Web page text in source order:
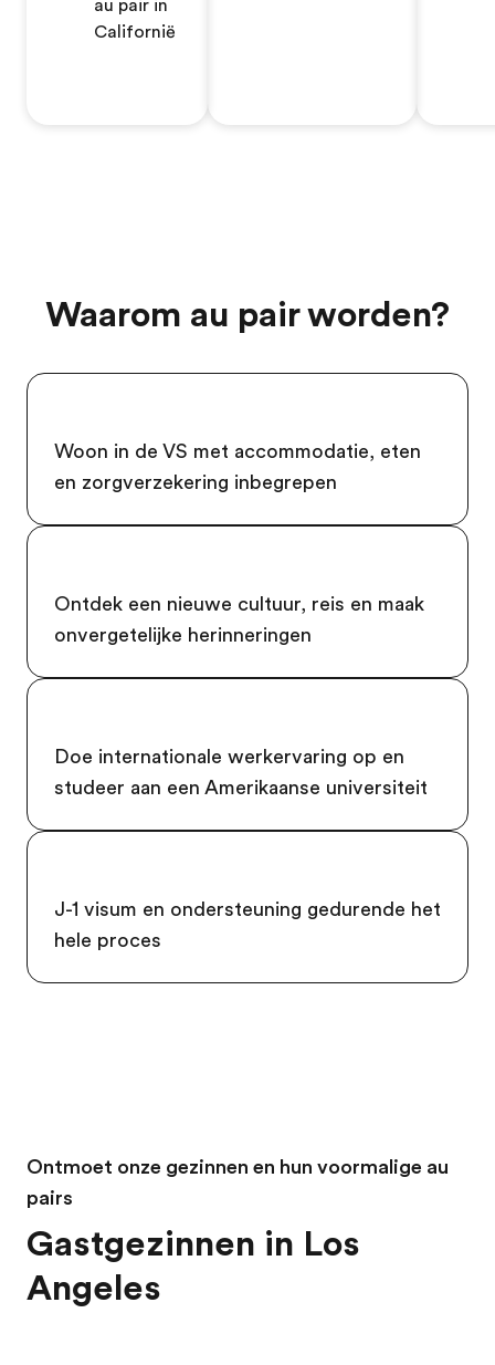
au pair in
Californië
Waarom au pair worden?
Woon in de VS met accommodatie, eten
en zorgverzekering inbegrepen
Ontdek een nieuwe cultuur, reis en maak
onvergetelijke herinneringen
Doe internationale werkervaring op en
studeer aan een Amerikaanse universiteit
J-1 visum en ondersteuning gedurende het
hele proces
Ontmoet onze gezinnen en hun voormalige au
pairs
Gastgezinnen in Los
Angeles